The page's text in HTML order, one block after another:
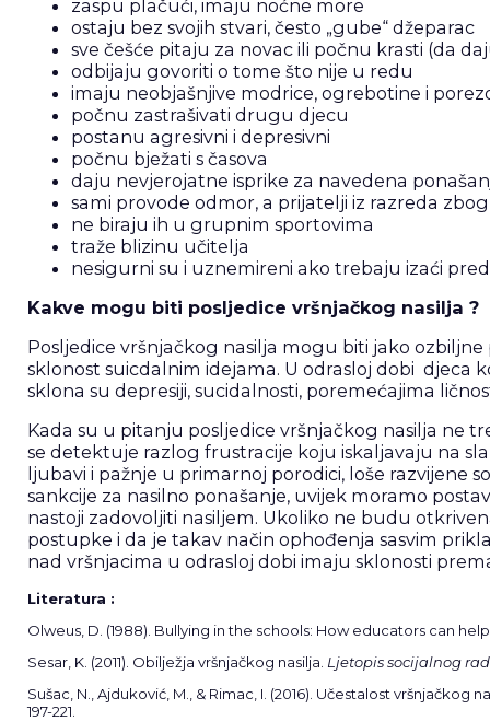
zaspu plačući, imaju noćne more
ostaju bez svojih stvari, često „gube“ džeparac
sve češće pitaju za novac ili počnu krasti (da
odbijaju govoriti o tome što nije u redu
imaju neobjašnjive modrice, ogrebotine i
počnu zastrašivati drugu djecu
postanu agresivni i depresivni
počnu bježati s časova
daju nevjerojatne isprike za navedena
sami provode odmor, a prijatelji iz razreda
ne biraju ih u grupnim sportovima
traže blizinu učitelja
nesigurni su i uznemireni ako trebaju izaći
Kakve mogu biti posljedice vršnjačkog nasilja ?
Posljedice vršnjačkog nasilja mogu biti jako
sklonost suicdalnim idejama. U odrasloj dobi djeca
sklona su depresiji, sucidalnosti, poremećajima
Kada su u pitanju posljedice vršnjačkog nasilja ne
se detektuje razlog frustracije koju iskaljavaju na
ljubavi i pažnje u primarnoj porodici, loše razvijene
sankcije za nasilno ponašanje, uvijek moramo
nastoji zadovoljiti nasiljem. Ukoliko ne budu
postupke i da je takav način ophođenja sasvim
nad vršnjacima u odrasloj dobi imaju sklonosti
Literatura :
Olweus, D. (1988). Bullying in the schools: How educators can
Sesar, K. (2011). Obilježja vršnjačkog nasilja. Ljetopis socijalnog
Sušac, N., Ajduković, M., & Rimac, I. (2016). Učestalost
197-221.